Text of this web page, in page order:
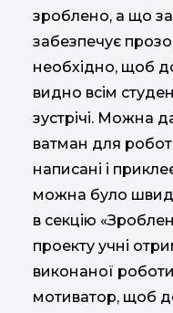
зроблено, а що
забезпечує
необхідно, щоб
видно всім
зустрічі. Можна
ватман для
написані і
можна було
в секцію
проекту учні
виконаної
мотиватор, щоб